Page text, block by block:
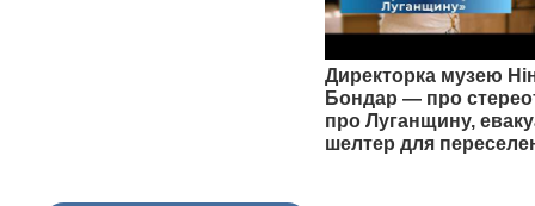
Директорка музею
Бондар — про
про Луганщину,
шелтер для